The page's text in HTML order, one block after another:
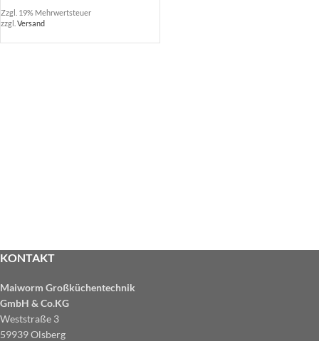
Zzgl. 19% Mehrwertsteuer
zzgl. Versand
KONTAKT
Maiworm Großküchentechnik
GmbH & Co.KG
Weststraße 3
59939 Olsberg